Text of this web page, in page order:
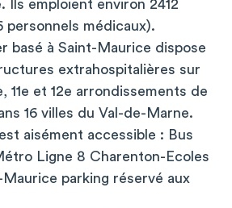
Ils emploient environ 2412
personnels médicaux).
basé à Saint-Maurice dispose
extrahospitalières sur
11e et 12e arrondissements de
16 villes du Val-de-Marne.
aisément accessible : Bus
Ligne 8 Charenton-Ecoles
parking réservé aux